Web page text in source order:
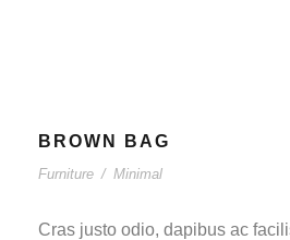
BROWN BAG
Furniture / Minimal
Cras justo odio, dapibus ac